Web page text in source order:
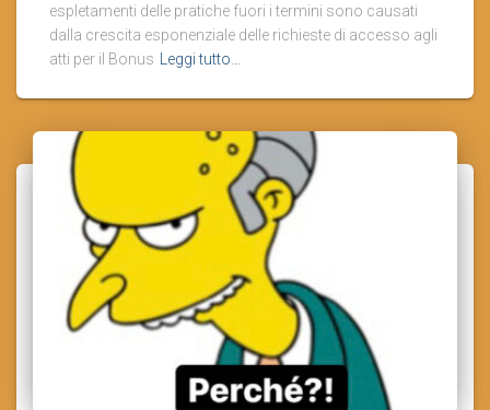
espletamenti delle pratiche fuori i termini sono causati
dalla crescita esponenziale delle richieste di accesso agli
atti per il Bonus
Leggi tutto…